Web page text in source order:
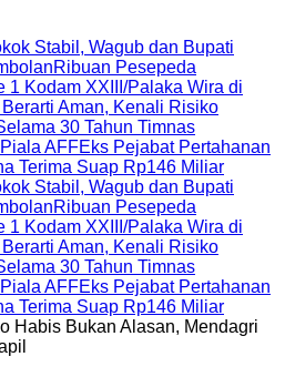
Stabil, Wagub dan Bupati
Ribuan Pesepeda
1 Kodam XXIII/Palaka Wira di
Aman, Kenali Risiko
30 Tahun Timnas
AFFEks Pejabat Pertahanan
Terima Suap Rp146 Miliar
Stabil, Wagub dan Bupati
Ribuan Pesepeda
1 Kodam XXIII/Palaka Wira di
Aman, Kenali Risiko
30 Tahun Timnas
AFFEks Pejabat Pertahanan
Terima Suap Rp146 Miliar
Habis Bukan Alasan, Mendagri